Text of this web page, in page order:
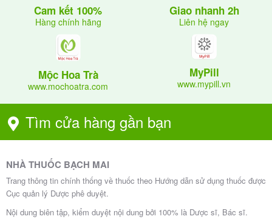
sả
xu
tạ
o t
iê
u
ch
uẩ
n
e
m
từ
1
tu
ổi
tr
ở l
Cam kết 100%
Hàng chính hãng
Giao nhanh 2h
Liên hệ ngay
Mộc Hoa Trà
www.mochoatra.com
MyPill
www.mypill.vn
Tìm cửa hàng gần bạn
NHÀ THUỐC BẠCH MAI
Trang thông tin chính thống về thuốc theo Hướng dẫn sử dụng thuốc được
Cục quản lý Dược phê duyệt.
Nội dung biên tập, kiểm duyệt nội dung bởi 100% là Dược sĩ, Bác sĩ.